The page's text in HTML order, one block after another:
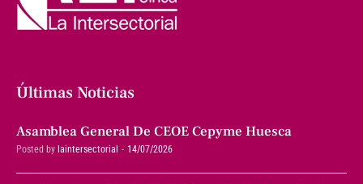
Últimas Noticias
Asamblea General De CEOE Cepyme Huesca
Posted by laintersectorial 14/07/2026